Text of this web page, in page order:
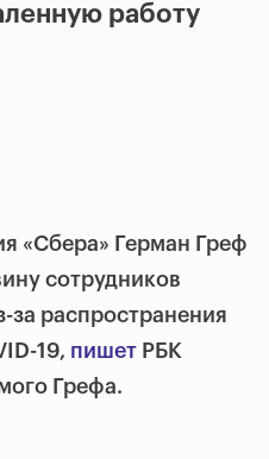
работу
«Сбера» Герман Греф
сотрудников
за распространения
19, пишет РБК
Грефа.